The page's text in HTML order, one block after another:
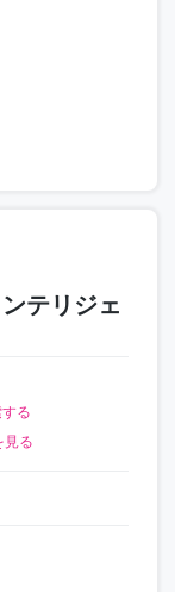
テリジェ
る
見る